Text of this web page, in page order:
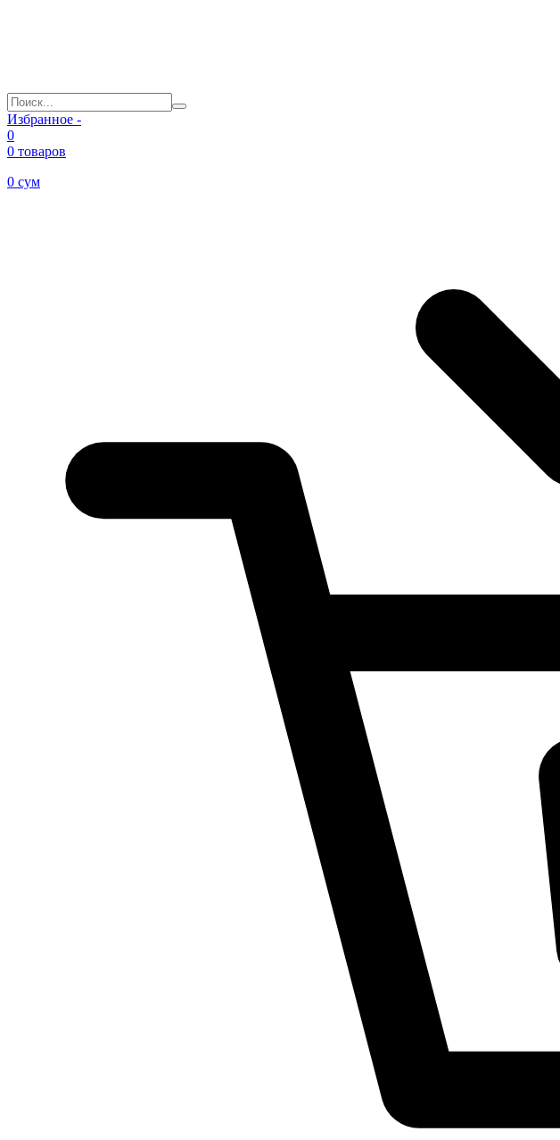
Избранное -
0
0 товаров
0 сум